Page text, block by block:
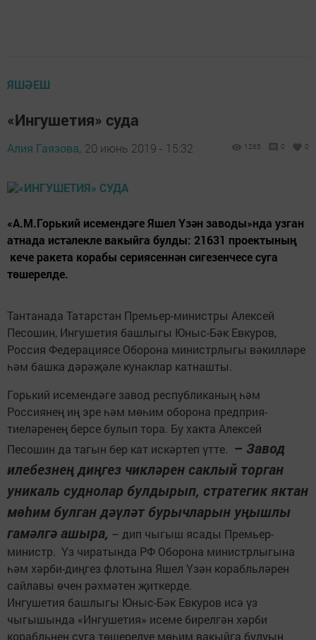
ЯШӘЕШ
«Ингушетия» суда
Алия Гаязова, 20 июнь 2019 - 15:32 1265 0 0
«А.М.Горький исемендәге Яшел Үзән заводы»нда узган
атнада истәлекле вакыйга булды: 21631 проектының
кече ракета корабы сериясеннән сигезенчесе суга
төшерелде.
Тантанада Татарстан Премьер-министры Алексей
Песошин, Ингушетия башлыгы Юныс-Бәк Евкуров,
Россия Федерациясе Оборона министрлыгы вәкилләре
һәм башка дәрәҗәле кунаклар катнашты.
Горький исемендәге завод респуб­ликаның һәм
Россиянең иң эре һәм мөһим оборона предприя­
тиеләренең берсе булып тора. Бу хакта Алексей
Песошин да тагын бер кат искәртеп үтте. – Завод
илебезнең диңгез чикләрен сак­лый торган
уникаль суднолар булдырып, стратегик яктан
мөһим булган дәүләт бурычларын уңышлы
гамәлгә ашыра, – дип чыгыш ясады Премьер-
министр. Үз чиратында РФ Оборона министрлыгына
һәм хәрби-диңгез флотына Яшел Үзән корабльләрен
сайлавы өчен рәхмәтен җиткерде.
Ингушетия башлыгы Юныс-Бәк Евкуров исә үз
чыгышында «Ингушетия» исеме бирелгән хәрби
корабльнең суга төшерелүе мөһим вакыйга булуын